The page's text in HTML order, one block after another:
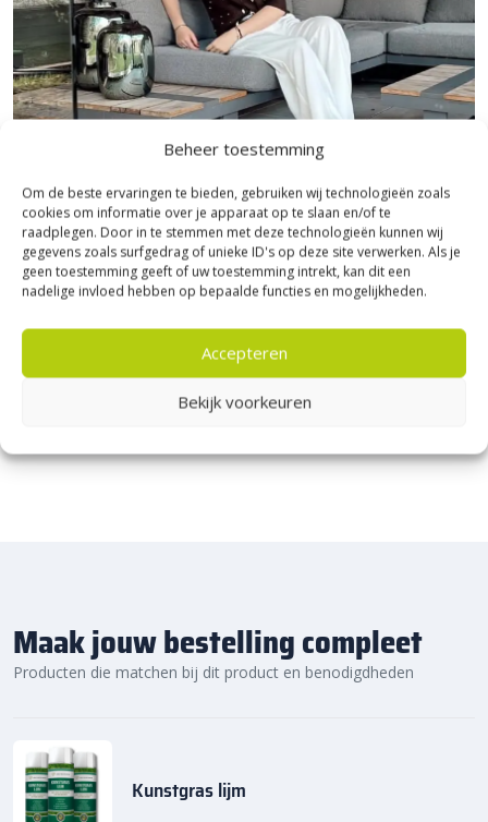
Beheer toestemming
Om de beste ervaringen te bieden, gebruiken wij technologieën zoals
cookies om informatie over je apparaat op te slaan en/of te
raadplegen. Door in te stemmen met deze technologieën kunnen wij
gegevens zoals surfgedrag of unieke ID's op deze site verwerken. Als je
geen toestemming geeft of uw toestemming intrekt, kan dit een
nadelige invloed hebben op bepaalde functies en mogelijkheden.
Accepteren
Bekijk voorkeuren
Sierbestratingsmarkt.com: snelle levering
voor de beste prijs
Bij Sierbestratingsmarkt.com bestel je dit doek en andere
kunstgras accessoireseenvoudig online. Dankzij ons brede
voor jouw project. Ontdek de hoogwaardige kwaliteit, voordelige
prijs en snelle levering bij Sierbestratingsmarkt.com.
Bezoek Experience Centre XXL
Heerde!
★ 2.500m² Experience Centre XXL in Heerde!
Kom gezellig langs!
Maak jouw bestelling compleet
Producten die matchen bij dit product en benodigdheden
Kunstgras lijm